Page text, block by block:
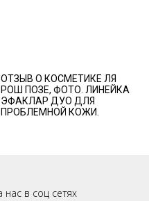
ОТЗЫВ О КОСМЕТИКЕ ЛЯ
РОШ ПОЗЕ, ФОТО. ЛИНЕЙКА
ЭФАКЛАР ДУО ДЛЯ
ПРОБЛЕМНОЙ КОЖИ.
в соц сетях